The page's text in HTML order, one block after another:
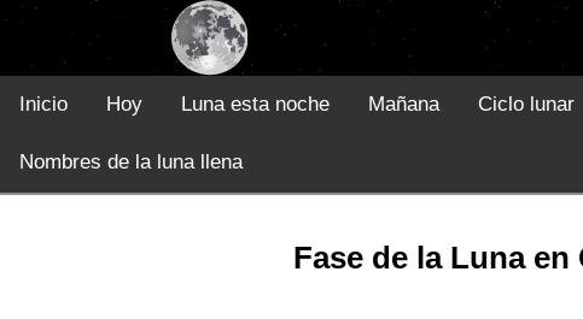
Inicio Hoy Luna esta noche Mañana Ciclo lunar
Nombres de la luna llena
Fase de la Luna